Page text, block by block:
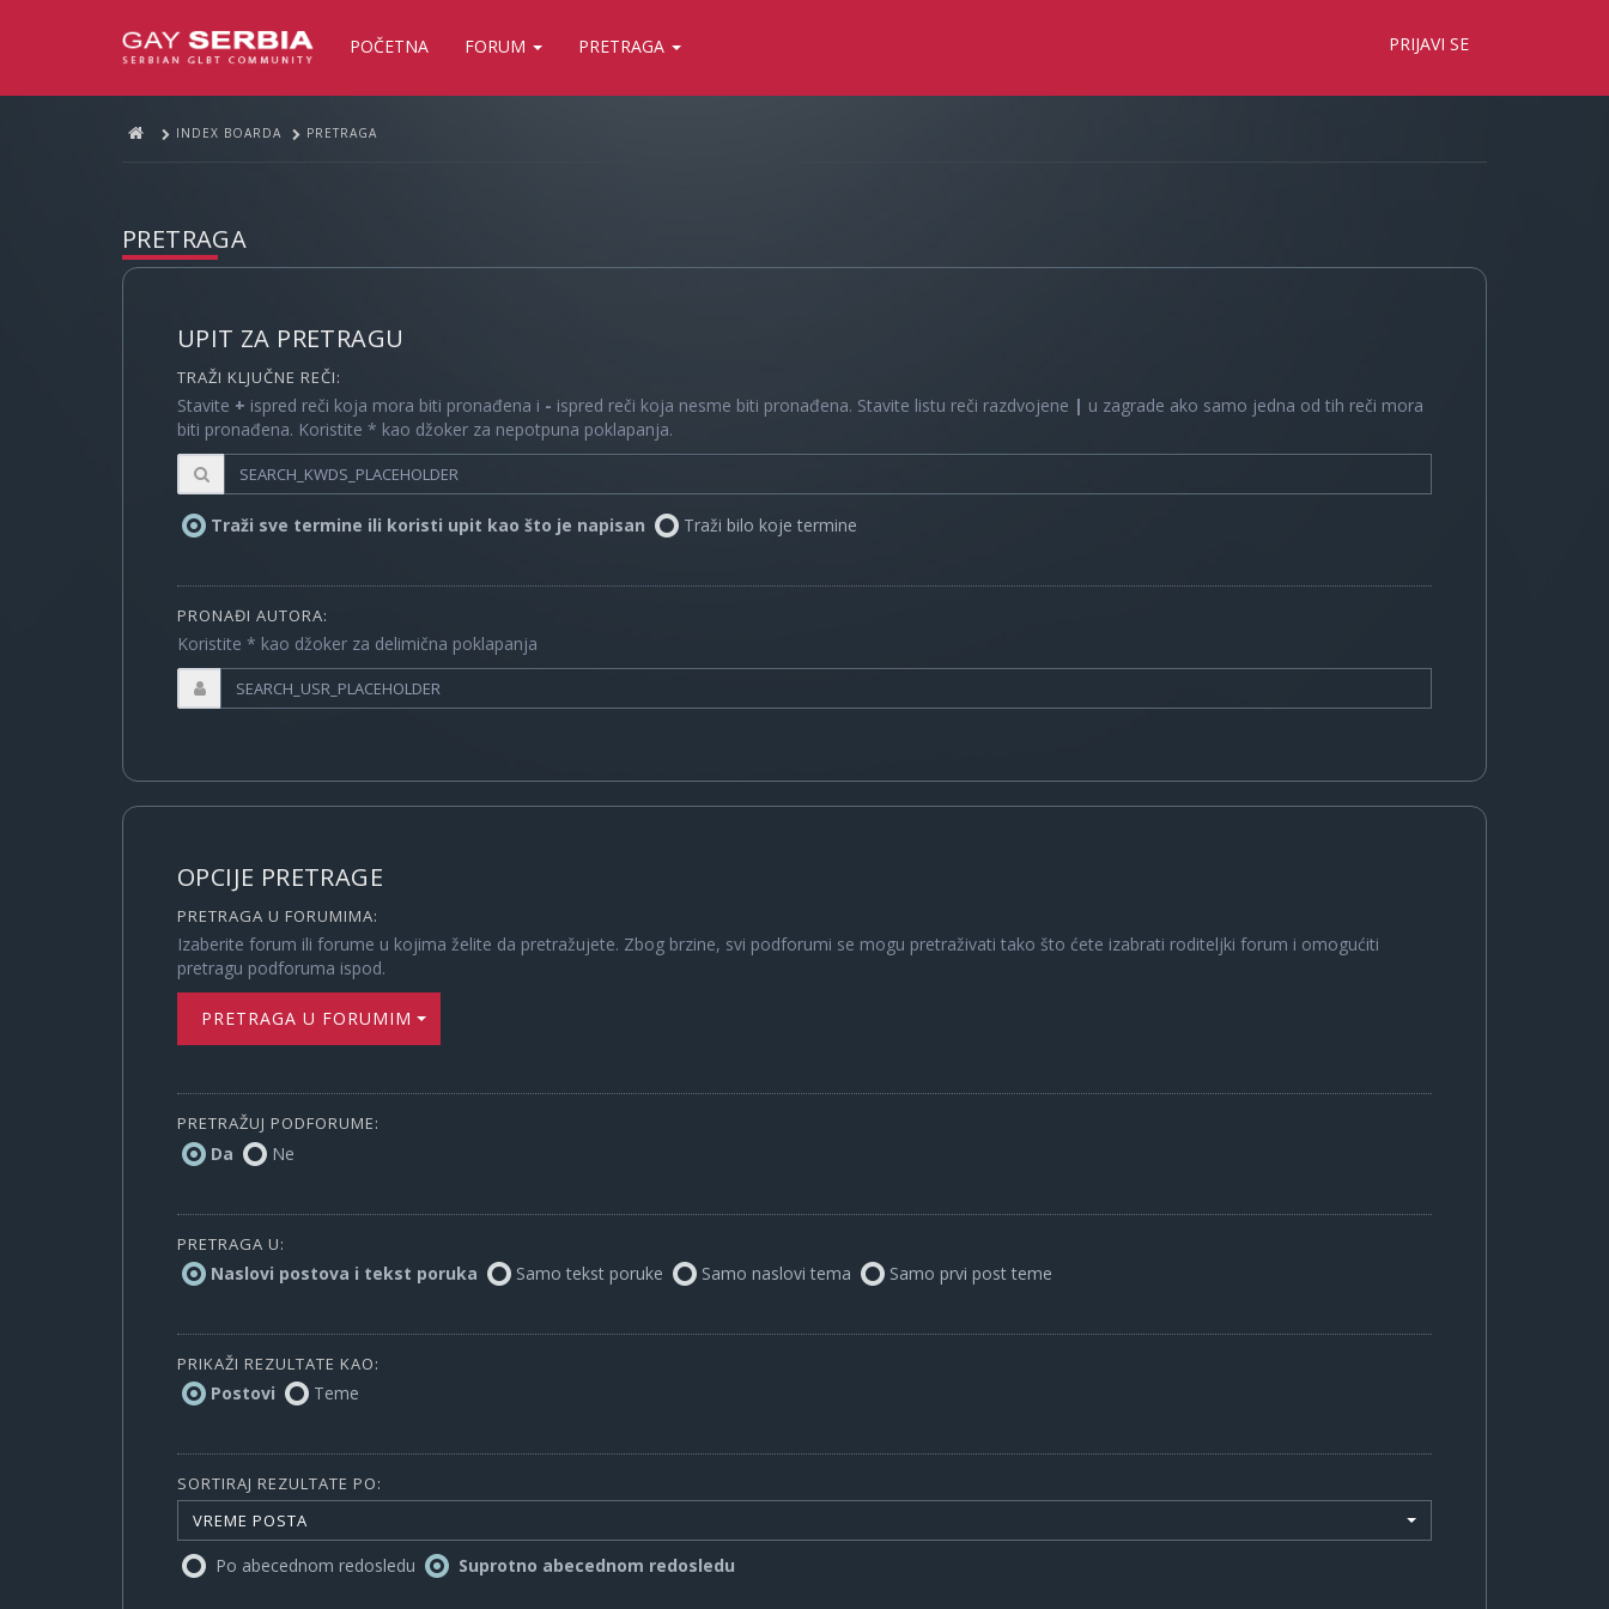
POČETNA FORUM PRETRAGA PRIJAVI SE
INDEX BOARDA PRETRAGA
PRETRAGA
UPIT ZA PRETRAGU
TRAŽI KLJUČNE REČI:
Stavite + ispred reči koja mora biti pronađena i - ispred reči koja nesme biti pronađena. Stavite listu reči razdvojene | u zagrade ako samo jedna od tih reči mora
biti pronađena. Koristite * kao džoker za nepotpuna poklapanja.
Traži sve termine ili koristi upit kao što je napisan Traži bilo koje termine
PRONAĐI AUTORA:
Koristite * kao džoker za delimična poklapanja
OPCIJE PRETRAGE
PRETRAGA U FORUMIMA:
Izaberite forum ili forume u kojima želite da pretražujete. Zbog brzine, svi podforumi se mogu pretraživati tako što ćete izabrati roditeljki forum i omogućiti
pretragu podforuma ispod.
PRETRAGA U FORUMIMA
PRETRAŽUJ PODFORUME:
Da Ne
PRETRAGA U:
Naslovi postova i tekst poruka Samo tekst poruke Samo naslovi tema Samo prvi post teme
PRIKAŽI REZULTATE KAO:
Postovi Teme
SORTIRAJ REZULTATE PO:
VREME POSTA
Po abecednom redosledu Suprotno abecednom redosledu